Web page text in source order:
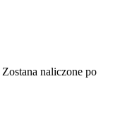
Zostana naliczone po